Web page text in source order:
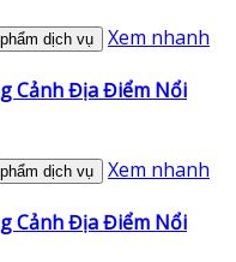
dịch vụ Xem nhanh
Cảnh Địa Điểm Nổi
dịch vụ Xem nhanh
Cảnh Địa Điểm Nổi